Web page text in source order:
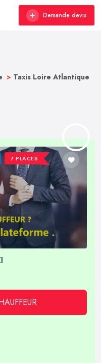
Demande devis
> Taxis Loire Atlantique
7 PLACES